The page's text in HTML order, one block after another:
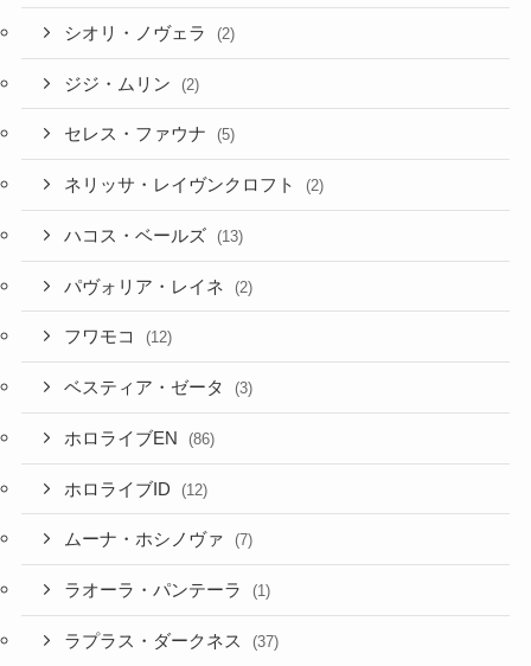
シオリ・ノヴェラ (2)
ジジ・ムリン (2)
セレス・ファウナ (5)
ネリッサ・レイヴンクロフト (2)
ハコス・ベールズ (13)
パヴォリア・レイネ (2)
フワモコ (12)
ベスティア・ゼータ (3)
ホロライブEN (86)
ホロライブID (12)
ムーナ・ホシノヴァ (7)
ラオーラ・パンテーラ (1)
ラプラス・ダークネス (37)